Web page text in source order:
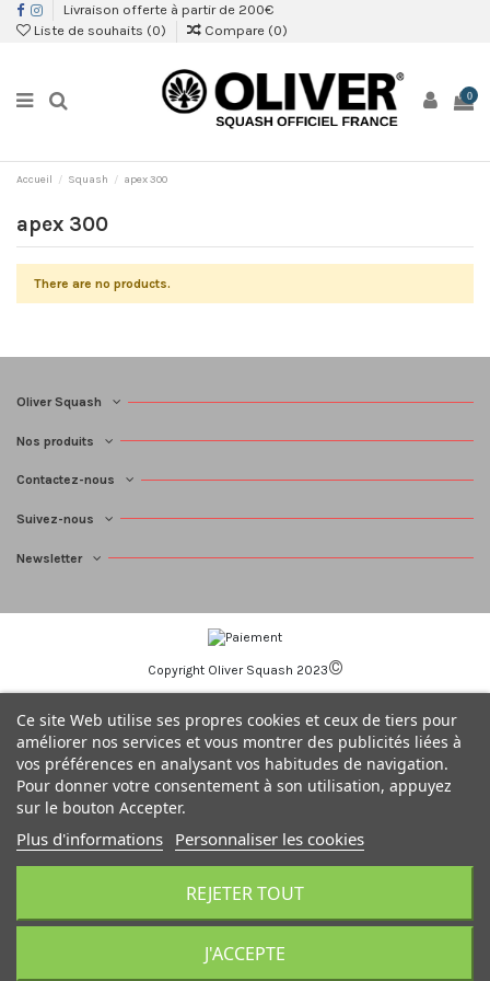
Livraison offerte à partir de 200€
Liste de souhaits (0) Compare (0)
0
Accueil Squash apex 300
apex 300
There are no products.
Oliver Squash
Nos produits
Contactez-nous
Ce site Web utilise ses propres cookies et ceux de tiers pour
améliorer nos services et vous montrer des publicités liées à
vos préférences en analysant vos habitudes de navigation.
Pour donner votre consentement à son utilisation, appuyez
sur le bouton Accepter.
Plus d'informations Personnaliser les cookies
REJETER TOUT
J'ACCEPTE
Suivez-nous
Newsletter
Copyright Oliver Squash 2023©